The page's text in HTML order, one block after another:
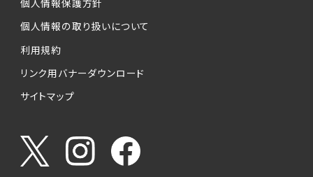
当社は、以下の提供先に対して個人情報を提供
します。
(1)お客様が求人応募フォームより個人情報を
送信した事業主（広告主）への提供
お客様が求職活動・応募等を行った企業による
うやりとり・情報提供（採否・合否の検討を含み
ます）
個人情報の取り扱いについて
利用規約
リンク用バナーダウンロード
サイトマップ